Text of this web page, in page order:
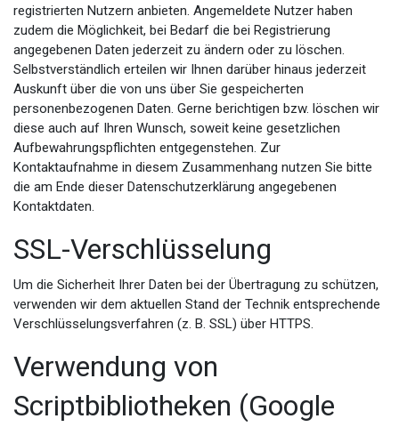
registrierten Nutzern anbieten. Angemeldete Nutzer haben
zudem die Möglichkeit, bei Bedarf die bei Registrierung
angegebenen Daten jederzeit zu ändern oder zu löschen.
Selbstverständlich erteilen wir Ihnen darüber hinaus jederzeit
Auskunft über die von uns über Sie gespeicherten
personenbezogenen Daten. Gerne berichtigen bzw. löschen wir
diese auch auf Ihren Wunsch, soweit keine gesetzlichen
Aufbewahrungspflichten entgegenstehen. Zur
Kontaktaufnahme in diesem Zusammenhang nutzen Sie bitte
die am Ende dieser Datenschutzerklärung angegebenen
Kontaktdaten.
SSL-Verschlüsselung
Um die Sicherheit Ihrer Daten bei der Übertragung zu schützen,
verwenden wir dem aktuellen Stand der Technik entsprechende
Verschlüsselungsverfahren (z. B. SSL) über HTTPS.
Verwendung von
Scriptbibliotheken (Google